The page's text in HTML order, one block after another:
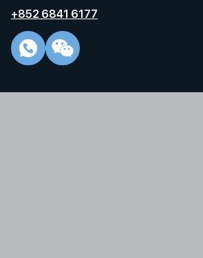
+852 6841 6177